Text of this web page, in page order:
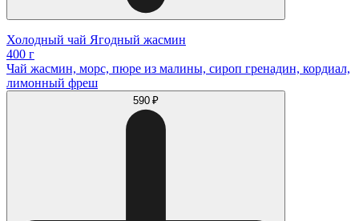
Холодный чай Ягодный жасмин
400 г
Чай жасмин, морс, пюре из малины, сироп гренадин, кордиал,
лимонный фреш
590 ₽